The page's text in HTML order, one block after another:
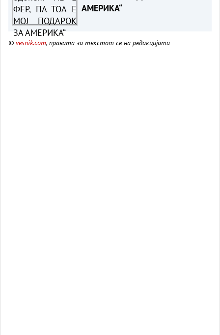
АМЕРИКА“
© vesnik.com, правата за текстот се на редакцијата